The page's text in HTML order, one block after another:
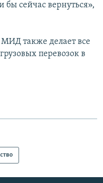
бы сейчас вернуться»,
также делает все
перевозок в